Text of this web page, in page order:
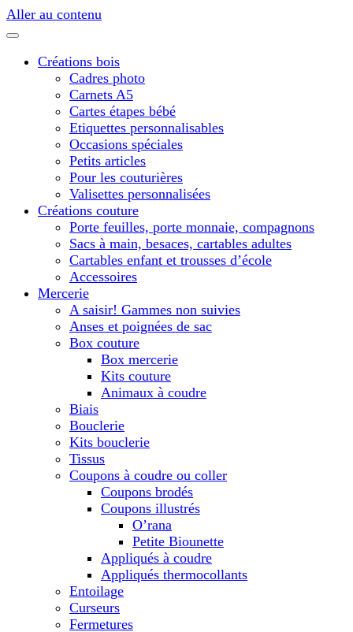
Aller au contenu
Créations bois
Cadres photo
Carnets A5
Cartes étapes bébé
Etiquettes personnalisables
Occasions spéciales
Petits articles
Pour les couturières
Valisettes personnalisées
Créations couture
Porte feuilles, porte monnaie, compagnons
Sacs à main, besaces, cartables adultes
Cartables enfant et trousses d’école
Accessoires
Mercerie
A saisir! Gammes non suivies
Anses et poignées de sac
Box couture
Box mercerie
Kits couture
Animaux à coudre
Biais
Bouclerie
Kits bouclerie
Tissus
Coupons à coudre ou coller
Coupons brodés
Coupons illustrés
O’rana
Petite Biounette
Appliqués à coudre
Appliqués thermocollants
Entoilage
Curseurs
Fermetures